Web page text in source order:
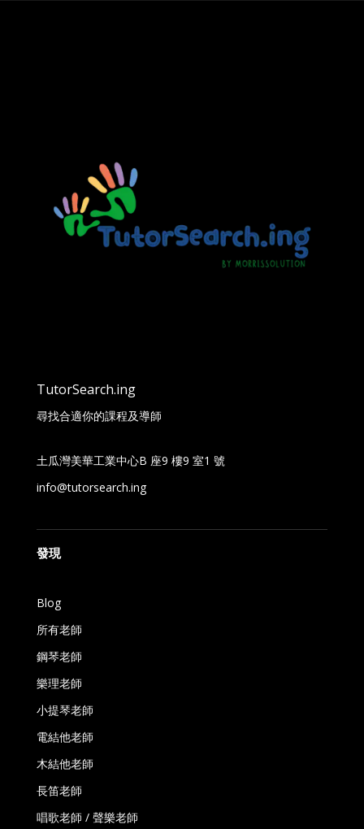
TutorSearch.ing
尋找合適你的課程及導師
土瓜灣美華工業中心B 座9 樓9 室1 號
info@tutorsearch.ing
發現
Blog
所有老師
鋼琴老師
樂理老師
小提琴老師
電結他老師
木結他老師
長笛老師
唱歌老師 / 聲樂老師